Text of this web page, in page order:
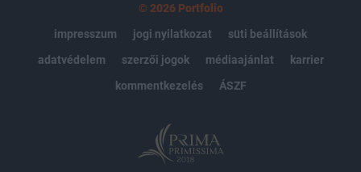
© 2026 Portfolio
impresszum
jogi nyilatkozat
süti beállítások
adatvédelem
szerzői jogok médiaajánlat
karrier
kommentkezelés
ÁSZF